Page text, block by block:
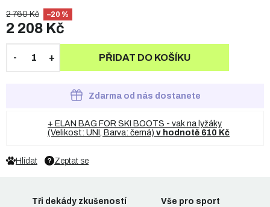
2 760 Kč –20 %
2 208 Kč
PŘIDAT DO KOŠÍKU
Zdarma od nás dostanete
+ ELAN BAG FOR SKI BOOTS - vak na lyžáky
(Velikost: UNI, Barva: černá) v hodnotě 610 Kč
Zeptat se
Hlídat
Tři dekády zkušeností
Vše pro sport